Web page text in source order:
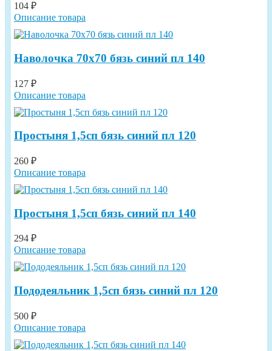
104 ₽
Описание товара
Наволочка 70х70 бязь синий пл 140
127 ₽
Описание товара
Простыня 1,5сп бязь синий пл 120
260 ₽
Описание товара
Простыня 1,5сп бязь синий пл 140
294 ₽
Описание товара
Пододеяльник 1,5сп бязь синий пл 120
500 ₽
Описание товара